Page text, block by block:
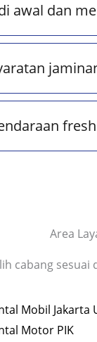
awal dan
Area
cabang sesuai
Mobil Jakarta
Motor PIK